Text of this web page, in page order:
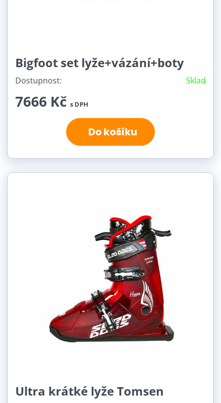
Bigfoot set lyže+vázání+boty
Dostupnost: Sklad
7666 Kč s DPH
Do košíku
Ultra krátké lyže Tomsen